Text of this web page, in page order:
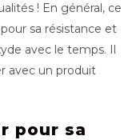
! En général, ce
sa résistance et
avec le temps. Il
avec un produit
pour sa